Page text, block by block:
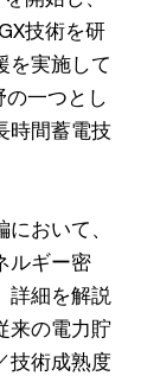
技術を研
を実施して
一つとし
時間蓄電技
おいて、
ルギー密
詳細を解説
来の電力貯
技術成熟度